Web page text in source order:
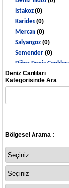
Istakoz (0)
Karides (0)
Mercan (0)
Salyangoz (0)
Semender (0)
Diğer Deniz Canlıları
Deniz Canlıları
Kategorisinde Ara
Bölgesel Arama :